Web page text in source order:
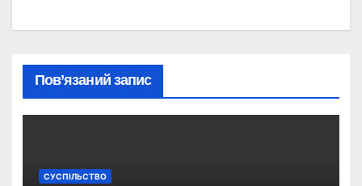
Пов’язаний запис
СУСПІЛЬСТВО